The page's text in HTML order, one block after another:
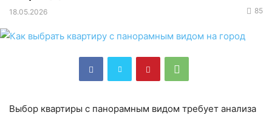
18.05.2026 85
Выбор квартиры с панорамным видом требует анализа